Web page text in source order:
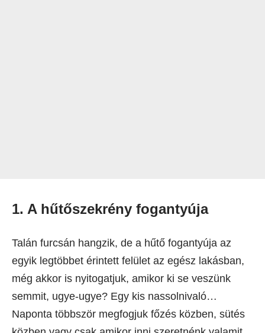
1. A hűtőszekrény fogantyúja
Talán furcsán hangzik, de a hűtő fogantyúja az
egyik legtöbbet érintett felület az egész lakásban,
még akkor is nyitogatjuk, amikor ki se veszünk
semmit, ugye-ugye? Egy kis nassolnivaló…
Naponta többször megfogjuk főzés közben, sütés